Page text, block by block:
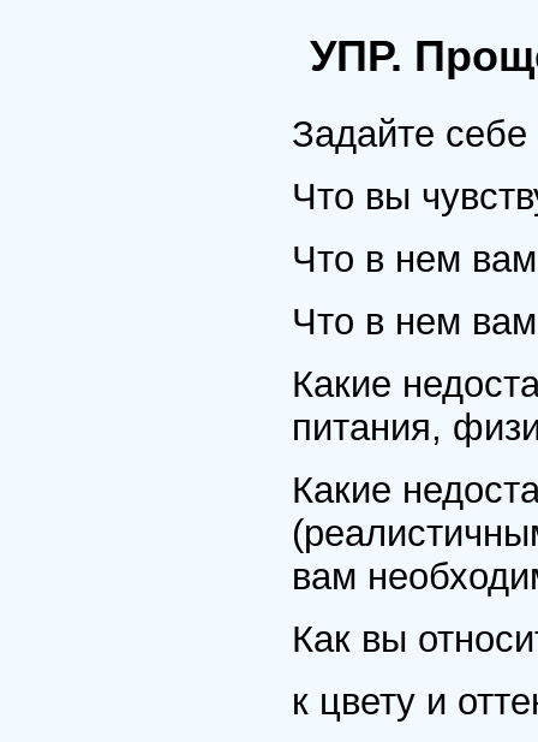
УПР.
Задайте
Что вы
Что в нем
Что в нем
Какие
питания,
Какие
вам
Как вы
к цвету и